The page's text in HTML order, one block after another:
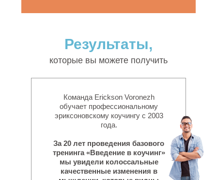
Результаты,
Команда Erickson Voronezh
обучает профессиональному
эриксоновскому коучингу с 2003
года.
За 20 лет проведения базового
тренинга «Введение в коучинг»
мы увидели колоссальные
качественные изменения в
которые вы можете получить